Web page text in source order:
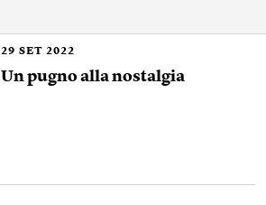
29 SET 2022
Un pugno alla nostalgia